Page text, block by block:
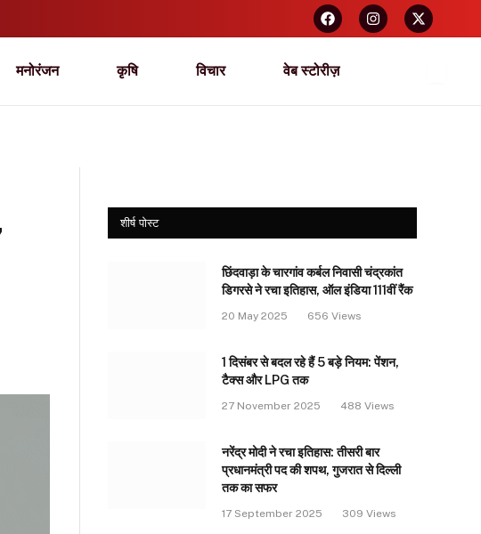
मनोरंजन कृषि विचार वेब स्टोरीज़
शीर्ष पोस्ट
छिंदवाड़ा के चारगांव कर्बल निवासी चंद्रकांत
डिगरसे ने रचा इतिहास, ऑल इंडिया 111वीं रैंक
20 May 2025 656 Views
1 दिसंबर से बदल रहे हैं 5 बड़े नियम: पेंशन,
टैक्स और LPG तक
27 November 2025 488 Views
नरेंद्र मोदी ने रचा इतिहास: तीसरी बार
प्रधानमंत्री पद की शपथ, गुजरात से दिल्ली
तक का सफर
17 September 2025 309 Views